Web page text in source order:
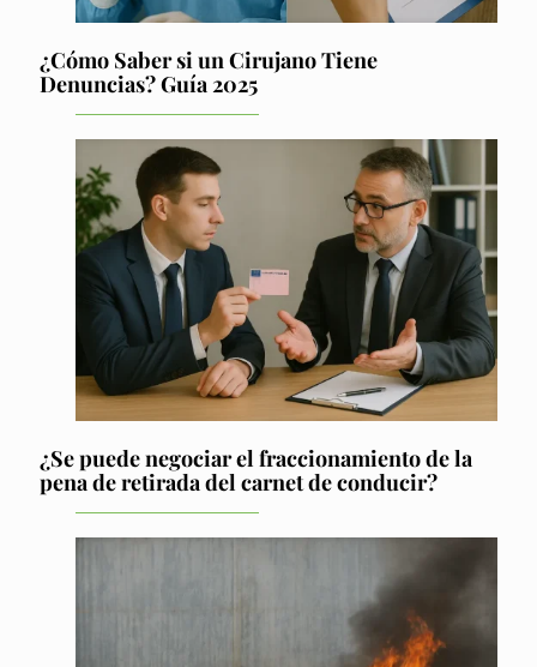
¿Cómo Saber si un Cirujano Tiene
Denuncias? Guía 2025
¿Se puede negociar el fraccionamiento de la
pena de retirada del carnet de conducir?